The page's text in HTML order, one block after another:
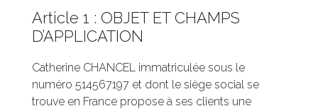
Article 1 : OBJET ET CHAMPS
D’APPLICATION
Catherine CHANCEL immatriculée sous le
numéro 514567197 et dont le siège social se
trouve en France propose à ses clients une